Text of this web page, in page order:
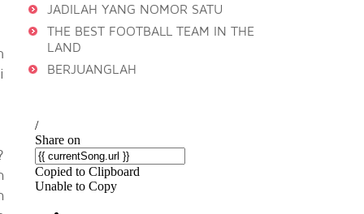
JADILAH YANG NOMOR SATU
THE BEST FOOTBALL TEAM IN THE
LAND
BERJUANGLAH